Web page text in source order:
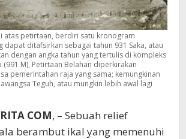
atas petirtaan, berdiri satu kronogram
dapat ditafsirkan sebagai tahun 931 Saka, atau
dengan angka tahun yang tertulis di kompleks
(991 M), Petirtaan Belahan diperkirakan
pemerintahan raja yang sama; kemungkinan
Teguh, atau mungkin lebih awal lagi
COM, – Sebuah relief
berambut ikal yang memenuhi